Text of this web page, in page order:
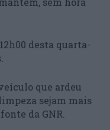
desta quarta-
que ardeu
sejam mais
da GNR.